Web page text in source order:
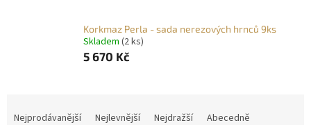
Korkmaz Perla - sada nerezových hrnců 9ks
Skladem (2 ks)
5 670 Kč
Nejprodávanější Nejlevnější Nejdražší Abecedně